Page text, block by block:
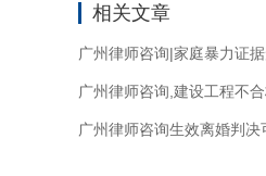
相关文章
广州律师咨询|家庭暴力证
广州律师咨询,建设工程不
广州律师咨询生效离婚判